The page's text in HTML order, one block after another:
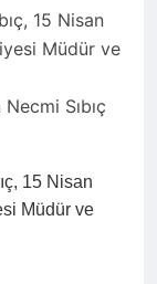
15 Nisan
Müdür ve
Sıbıç
15 Nisan
Müdür ve